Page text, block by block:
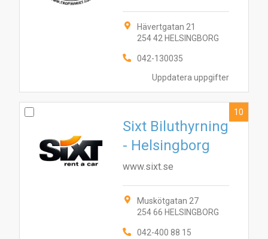
Uppdatera uppgifter
Hävertgatan 21
254 42 HELSINGBORG
042-130035
Sixt Biluthyrning
- Helsingborg
www.sixt.se
Muskötgatan 27
254 66 HELSINGBORG
042-400 88 15
10